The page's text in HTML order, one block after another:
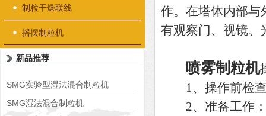
制粒干燥联线
摇摆制粒机
新品推荐
SMG实验型湿法混合制粒机
SMG湿法混合制粒机
作。在塔体内部与
有观察门、视镜、
喷雾制粒机
1、操作前检查
2、准备工作